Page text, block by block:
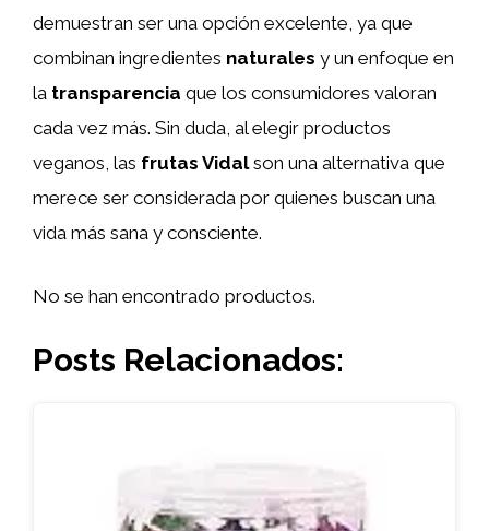
demuestran ser una opción excelente, ya que
combinan ingredientes naturales y un enfoque en
la transparencia que los consumidores valoran
cada vez más. Sin duda, al elegir productos
veganos, las frutas Vidalson una alternativa que
merece ser considerada por quienes buscan una
vida más sana y consciente.
No se han encontrado productos.
Posts Relacionados: